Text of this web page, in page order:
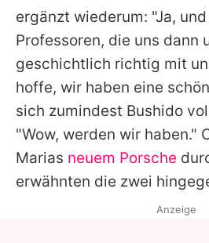
ergänzt wiederum: "Ja,
Professoren, die uns dann
geschichtlich richtig mit
hoffe, wir haben eine
sich zumindest Bushido
"Wow, werden wir haben."
Marias neuem Porsche
erwähnten die zwei
Anzeige